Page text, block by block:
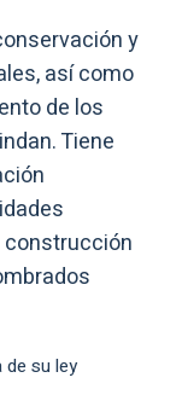
y
así como
de los
Tiene
construcción